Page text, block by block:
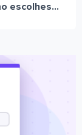
escolhes...